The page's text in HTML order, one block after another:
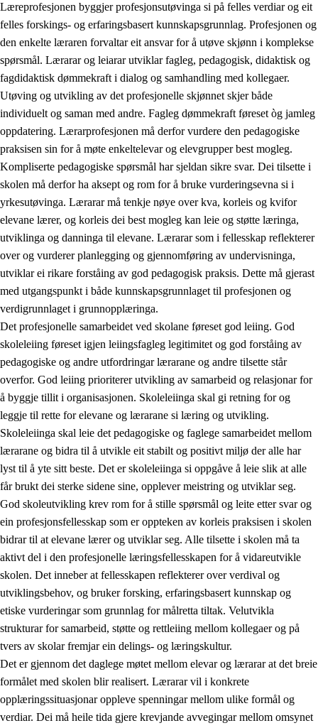
Læreprofesjonen byggjer profesjonsutøvinga si på felles verdiar og eit
felles forskings- og erfaringsbasert kunnskapsgrunnlag. Profesjonen og
den enkelte læraren forvaltar eit ansvar for å utøve skjønn i komplekse
spørsmål. Lærarar og leiarar utviklar fagleg, pedagogisk, didaktisk og
fagdidaktisk dømmekraft i dialog og samhandling med kollegaer.
Utøving og utvikling av det profesjonelle skjønnet skjer både
individuelt og saman med andre. Fagleg dømmekraft føreset òg jamleg
oppdatering. Lærarprofesjonen må derfor vurdere den pedagogiske
praksisen sin for å møte enkeltelevar og elevgrupper best mogleg.
Kompliserte pedagogiske spørsmål har sjeldan sikre svar. Dei tilsette i
skolen må derfor ha aksept og rom for å bruke vurderingsevna si i
yrkesutøvinga. Lærarar må tenkje nøye over kva, korleis og kvifor
elevane lærer, og korleis dei best mogleg kan leie og støtte læringa,
utviklinga og danninga til elevane. Lærarar som i fellesskap reflekterer
over og vurderer planlegging og gjennomføring av undervisninga,
utviklar ei rikare forståing av god pedagogisk praksis. Dette må gjerast
med utgangspunkt i både kunnskapsgrunnlaget til profesjonen og
verdigrunnlaget i grunnopplæringa.
Det profesjonelle samarbeidet ved skolane føreset god leiing. God
skoleleiing føreset igjen leiingsfagleg legitimitet og god forståing av
pedagogiske og andre utfordringar lærarane og andre tilsette står
overfor. God leiing prioriterer utvikling av samarbeid og relasjonar for
å byggje tillit i organisasjonen. Skoleleiinga skal gi retning for og
leggje til rette for elevane og lærarane si læring og utvikling.
Skoleleiinga skal leie det pedagogiske og faglege samarbeidet mellom
lærarane og bidra til å utvikle eit stabilt og positivt miljø der alle har
lyst til å yte sitt beste. Det er skoleleiinga si oppgåve å leie slik at alle
får brukt dei sterke sidene sine, opplever meistring og utviklar seg.
God skoleutvikling krev rom for å stille spørsmål og leite etter svar og
ein profesjonsfellesskap som er oppteken av korleis praksisen i skolen
bidrar til at elevane lærer og utviklar seg. Alle tilsette i skolen må ta
aktivt del i den profesjonelle læringsfellesskapen for å vidareutvikle
skolen. Det inneber at fellesskapen reflekterer over verdival og
utviklingsbehov, og bruker forsking, erfaringsbasert kunnskap og
etiske vurderingar som grunnlag for målretta tiltak. Velutvikla
strukturar for samarbeid, støtte og rettleiing mellom kollegaer og på
tvers av skolar fremjar ein delings- og læringskultur.
Det er gjennom det daglege møtet mellom elevar og lærarar at det breie
formålet med skolen blir realisert. Lærarar vil i konkrete
opplæringssituasjonar oppleve spenningar mellom ulike formål og
verdiar. Dei må heile tida gjere krevjande avvegingar mellom omsynet